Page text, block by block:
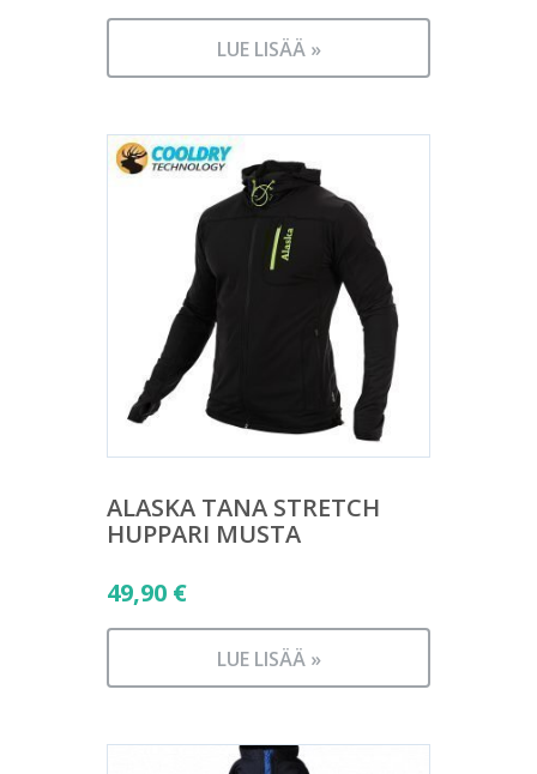
LUE LISÄÄ »
ALASKA TANA STRETCH
HUPPARI MUSTA
49,90 €
LUE LISÄÄ »